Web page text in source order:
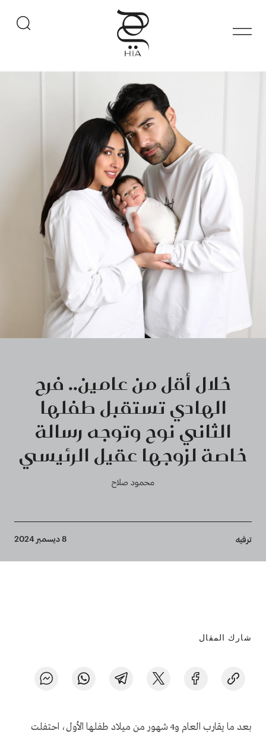
خلال أقل من عامين.. فرح
الهادي تستقبل طفلها
الثاني نوح وتوجه رسالة
خاصة لزوجها عقيل الرئيسي
محمود صلاح
Breadcrumb
ترفيه 8 ديسمبر 2024
شارك المقال
بعد ما يقارب العام و4 شهور من ميلاد طفلها الأول، احتفلت